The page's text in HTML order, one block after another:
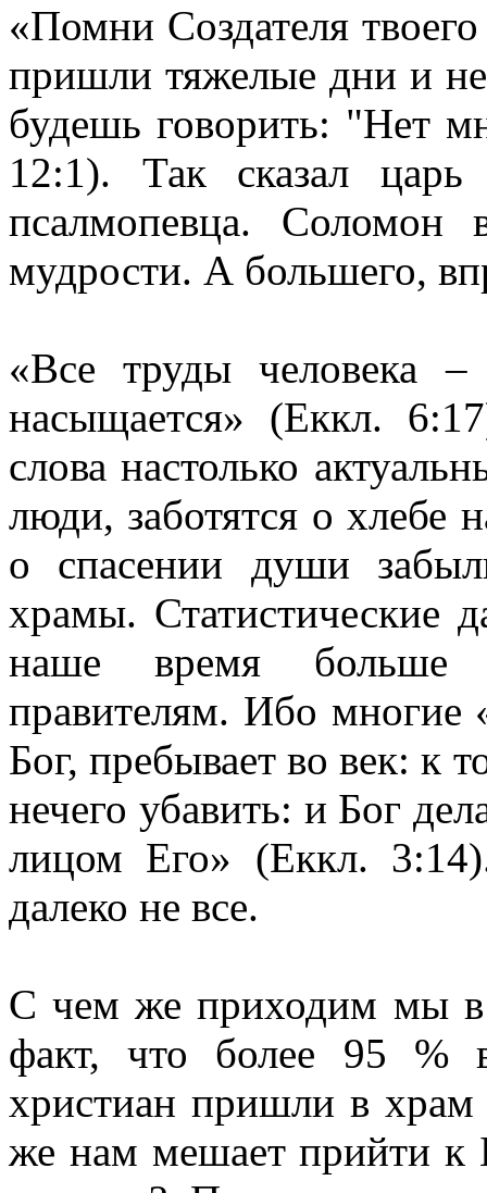
«Помни Создателя
пришли тяжелые дни и
будешь говорить: "Нет
12:1). Так сказал
псалмопевца. Соломон
мудрости. А большего,
«Все труды человека
насыщается» (Еккл.
слова настолько
люди, заботятся о хлебе
о спасении души
храмы. Статистические
наше время больше
правителям. Ибо многие
Бог, пребывает во век: к
нечего убавить: и Бог
лицом Его» (Еккл.
далеко не все.
С чем же приходим мы
факт, что более 95 %
христиан пришли в храм
же нам мешает прийти к